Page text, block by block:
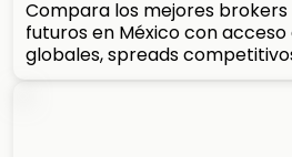
Compara los mejores
futuros en México con
globales, spreads